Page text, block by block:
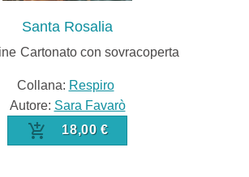
Santa Rosalia
Cartonato con sovracoperta
Collana: Respiro
Autore: Sara Favarò
18,00 €